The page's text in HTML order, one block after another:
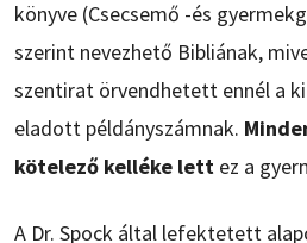
könyve (Csecsemő -és
szerint nevezhető Bibliának,
szentirat örvendhetett ennél a
eladott példányszámnak.
kötelező kelléke lett ez a
A Dr. Spock által lefektetett